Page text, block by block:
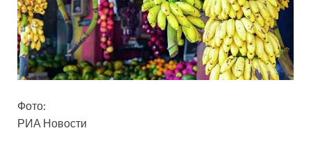
Фото:
РИА Новости